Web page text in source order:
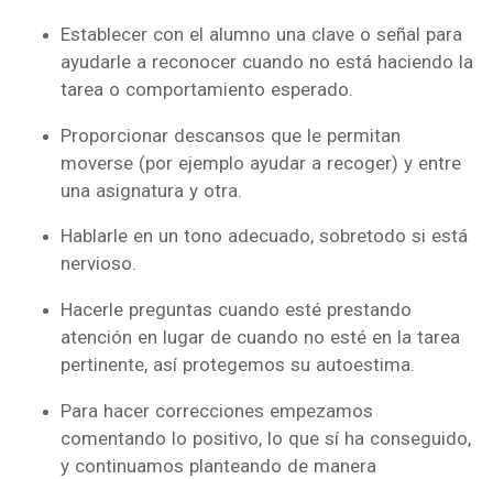
Establecer con el alumno una clave o señal para
ayudarle a reconocer cuando no está haciendo la
tarea o comportamiento esperado.
Proporcionar descansos que le permitan
moverse (por ejemplo ayudar a recoger) y entre
una asignatura y otra.
Hablarle en un tono adecuado, sobretodo si está
nervioso.
Hacerle preguntas cuando esté prestando
atención en lugar de cuando no esté en la tarea
pertinente, así protegemos su autoestima.
Para hacer correcciones empezamos
comentando lo positivo, lo que sí ha conseguido,
y continuamos planteando de manera